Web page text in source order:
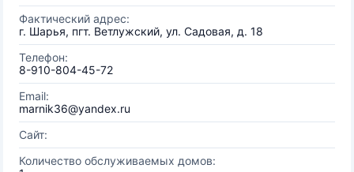
Фактический адрес:
г. Шарья, пгт. Ветлужский, ул. Садовая, д. 18
Телефон:
8-910-804-45-72
Email:
marnik36@yandex.ru
Сайт:
Количество обслуживаемых домов: